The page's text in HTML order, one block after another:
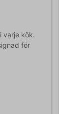
varje kök.
för